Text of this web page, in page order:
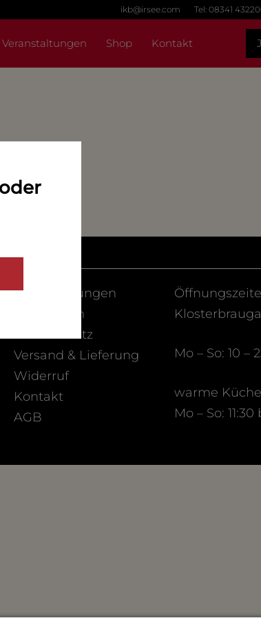
ikb@irsee.com Tel: 08341
Veranstaltungen Shop Kontakt
Veranstaltungen
Impressum
Datenschutz
Versand & Lieferung
Widerruf
Kontakt
AGB
Mo – So: 10 –
warme
Mo – So: